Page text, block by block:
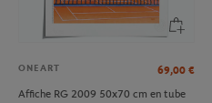
ONEART 69,00 €
Affiche RG 2009 50x70 cm en tube